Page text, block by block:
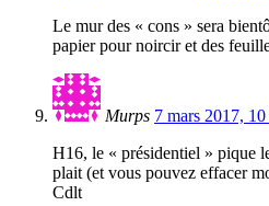
Le mur des « cons » sera
papier pour noircir et des
Murps 7 mars 2017,
H16, le « présidentiel » pique
plait (et vous pouvez effacer
Cdlt